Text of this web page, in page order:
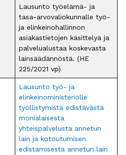
Lausunto työelämä- ja
tasa-arvovaliokunnalle työ-
ja elinkeinohallinnon
asiakastietojen käsittelyä ja
palvelualustaa koskevasta
lainsäädännöstä. (HE
225/2021 vp)
Lausunto työ- ja
elinkeinoministeriölle
työllistymistä edistävästä
monialaisesta
yhteispalvelusta annetun
lain ja kotoutumisen
edistämisestä annetun lain